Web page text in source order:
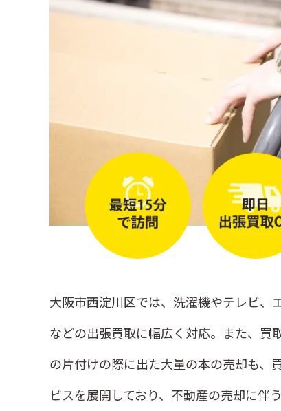
大阪市西淀川区では、洗濯機やテレビ
などの出張買取に幅広く対応。また、買
の片付けの際に出た大量の本の売却も、
ビスを展開しており、不動産の売却に伴